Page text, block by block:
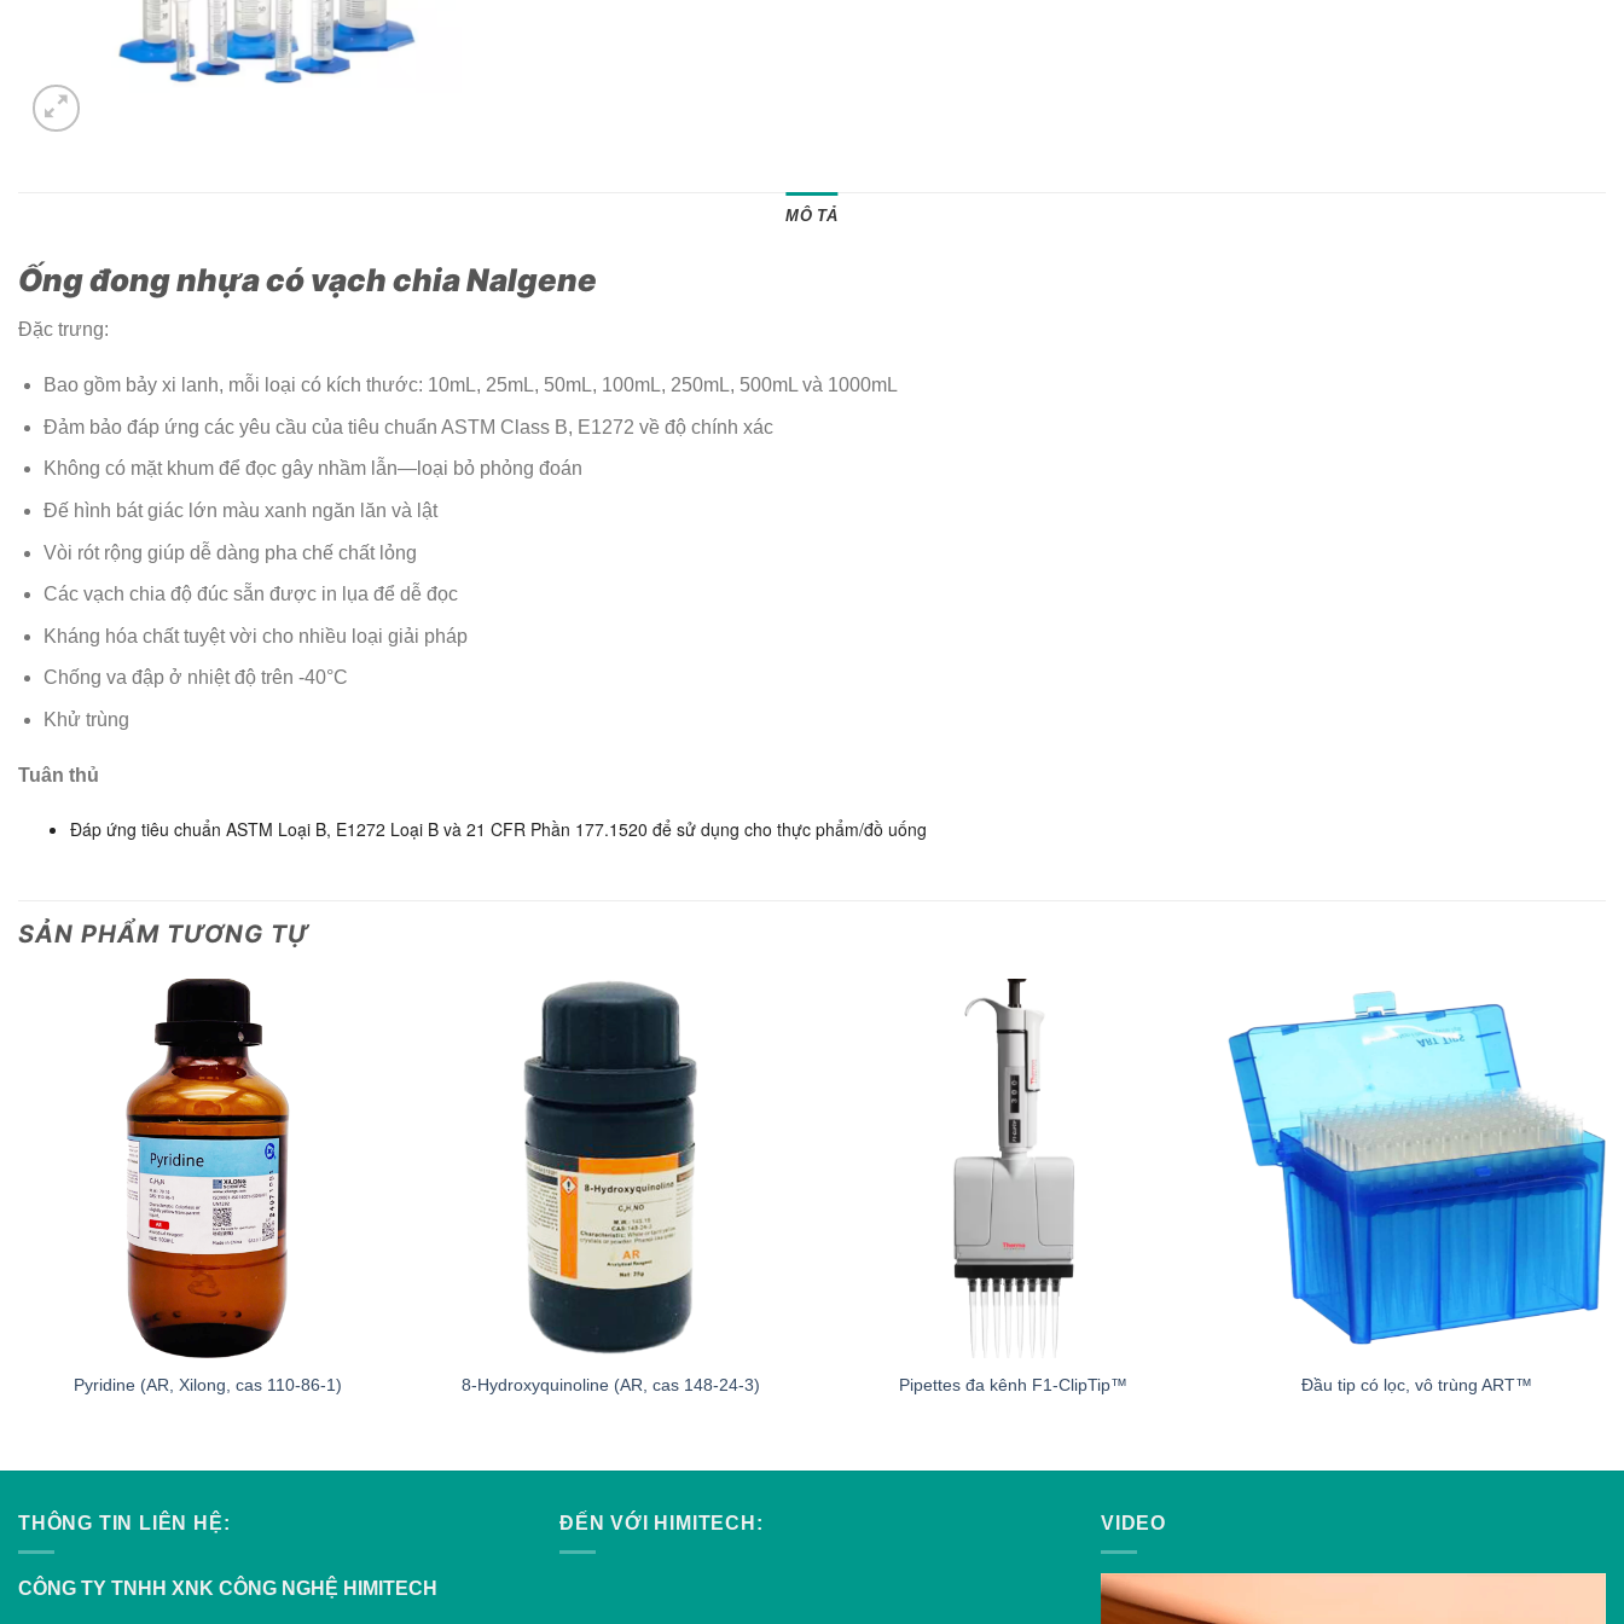
MÔ TẢ
Ống đong nhựa có vạch chia Nalgene
Đặc trưng:
Bao gồm bảy xi lanh, mỗi loại có kích thước: 10mL, 25mL, 50mL, 100mL, 250mL, 500mL và 1000mL
Đảm bảo đáp ứng các yêu cầu của tiêu chuẩn ASTM Class B, E1272 về độ chính xác
Không có mặt khum để đọc gây nhầm lẫn—loại bỏ phỏng đoán
Đế hình bát giác lớn màu xanh ngăn lăn và lật
Vòi rót rộng giúp dễ dàng pha chế chất lỏng
Các vạch chia độ đúc sẵn được in lụa để dễ đọc
Kháng hóa chất tuyệt vời cho nhiều loại giải pháp
Chống va đập ở nhiệt độ trên -40°C
Khử trùng
Tuân thủ
Đáp ứng tiêu chuẩn ASTM Loại B, E1272 Loại B và 21 CFR Phần 177.1520 để sử dụng cho thực phẩm/đồ uống
SẢN PHẨM TƯƠNG TỰ
Pyridine (AR, Xilong, cas 110-86-1) 8-Hydroxyquinoline (AR, cas 148-24-3) Pipettes đa kênh F1-ClipTip™ Đầu tip có lọc, vô trùng ART™
THÔNG TIN LIÊN HỆ:
CÔNG TY TNHH XNK CÔNG NGHỆ HIMITECH
ĐẾN VỚI HIMITECH: VIDEO